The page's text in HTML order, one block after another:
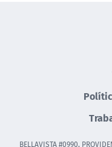
BELLAVISTA #0990,